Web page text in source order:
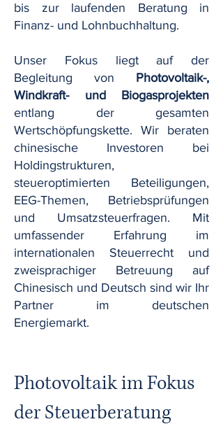
bis zur laufenden Beratung in
Finanz- und Lohnbuchhaltung.
Unser Fokus liegt auf der
Begleitung von Photovoltaik-,
Windkraft- und Biogasprojekten
entlang der gesamten
Wertschöpfungskette. Wir beraten
chinesische Investoren bei
Holdingstrukturen,
steueroptimierten Beteiligungen,
EEG-Themen, Betriebsprüfungen
und Umsatzsteuerfragen. Mit
umfassender Erfahrung im
internationalen Steuerrecht und
zweisprachiger Betreuung auf
Chinesisch und Deutsch sind wir Ihr
Partner im deutschen
Energiemarkt.
Photovoltaik im Fokus
der Steuerberatung